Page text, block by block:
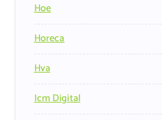
Hoe
Horeca
Hva
Icm Digital